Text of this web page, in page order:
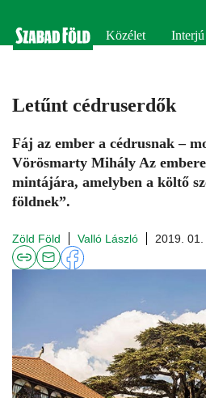
Közélet Interjú
Letűnt cédruserdők
Fáj az ember a cédrusnak –
Vörösmarty Mihály Az
mintájára, amelyben a költő
földnek”.
Zöld Föld Valló László 2019. 01.